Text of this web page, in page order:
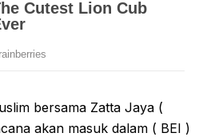
bersama Zatta Jaya (
akan masuk dalam ( BEI )